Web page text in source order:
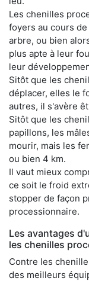
Les chenilles
foyers au cours
arbre, ou bien
plus apte à leur
leur
Sitôt que les
déplacer, elles le
autres, il s'avère
Sitôt que les
papillons, les
mourir, mais les
ou bien 4 km.
Il vaut mieux
ce soit le froid
stopper de façon
processionnaire.
Les avantages
les chenilles
Contre les
des meilleurs